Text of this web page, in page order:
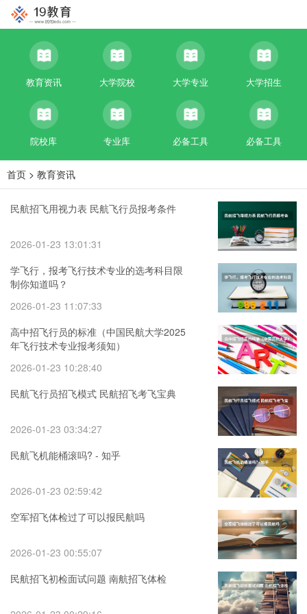
教育资讯 大学院校 大学专业 大学招生
院校库 专业库 必备工具 必备工具
首页 > 教育资讯
民航招飞用视力表 民航飞行员报考条件
2026-01-23 13:01:31
学飞行，报考飞行技术专业的选考科目限
制你知道吗？
2026-01-23 11:07:33
高中招飞行员的标准（中国民航大学2025
年飞行技术专业报考须知）
2026-01-23 10:28:40
民航飞行员招飞模式 民航招飞考飞宝典
2026-01-23 03:34:27
民航飞机能桶滚吗? - 知乎
2026-01-23 02:59:42
空军招飞体检过了可以报民航吗
2026-01-23 00:55:07
民航招飞初检面试问题 南航招飞体检